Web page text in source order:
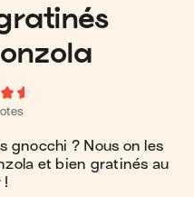
gnocchi ? Nous on les
et bien gratinés au
!